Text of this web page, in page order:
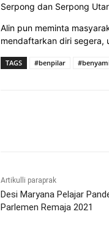
Serpong dan Serpong
Alin pun meminta
mendaftarkan diri segera,
TAGS #benpilar
Artikulli paraprak
Desi Maryana Pelajar
Parlemen Remaja 2021